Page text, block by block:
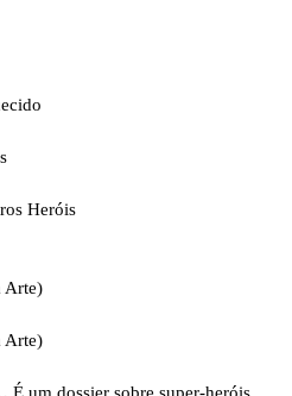
Heróis
Arte)
Arte)